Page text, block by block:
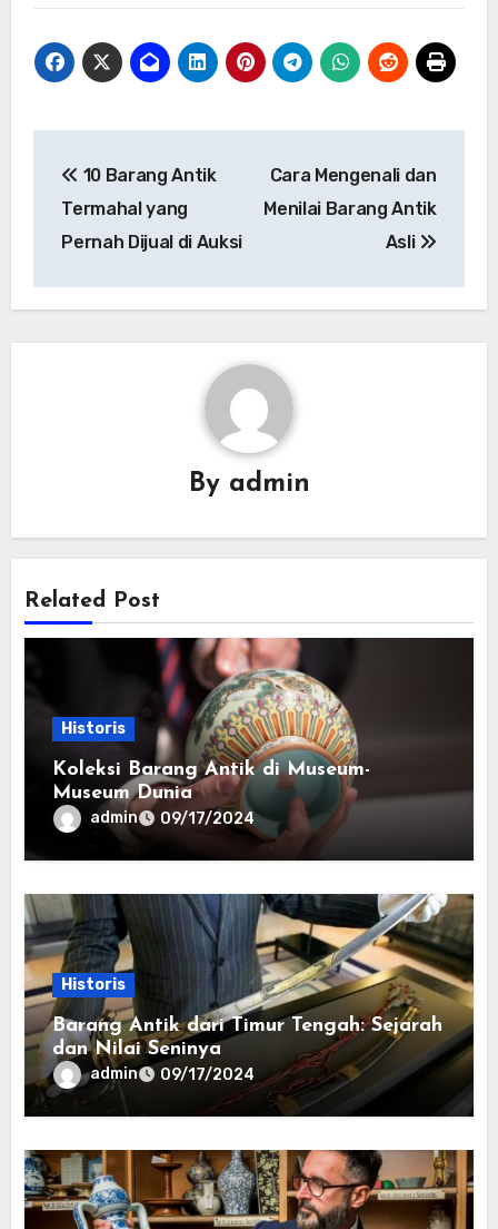
pos
10 Barang Antik
Termahal yang
Pernah Dijual di Auksi
Cara Mengenali dan
Menilai Barang Antik
Asli
By admin
Related Post
Historis
Koleksi Barang Antik di Museum-
Museum Dunia
admin 09/17/2024
Historis
Barang Antik dari Timur Tengah: Sejarah
dan Nilai Seninya
admin 09/17/2024